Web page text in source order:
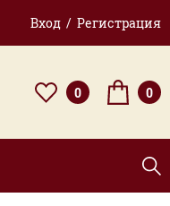
Вход / Регистрация
0 0